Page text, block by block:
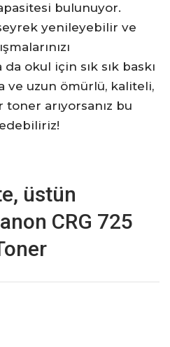
bulunuyor.
yenileyebilir ve
okul için sık sık baskı
ve uzun ömürlü, kaliteli,
toner arıyorsanız bu
üstün
CRG 725